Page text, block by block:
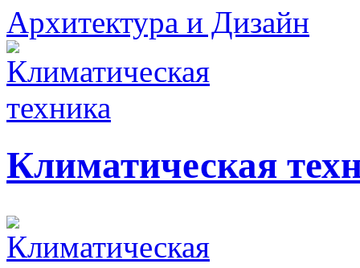
Архитектура и Дизайн
Климатическая